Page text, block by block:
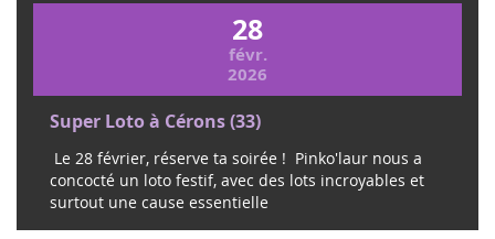
28
févr.
2026
Super Loto à Cérons (33)
Le 28 février, réserve ta soirée ! Pinko'laur nous a
concocté un loto festif, avec des lots incroyables et
surtout une cause essentielle